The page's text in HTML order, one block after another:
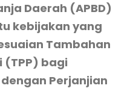
Daerah (APBD)
kebijakan yang
Tambahan
(TPP) bagi
Perjanjian